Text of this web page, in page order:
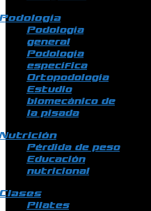
Podología
general
Podología
específica
Ortopodología
Estudio
biomecánico de
la pisada
Pérdida de peso
Educación
nutricional
Pilates